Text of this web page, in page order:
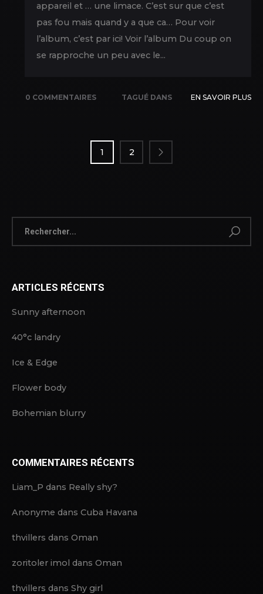
appareil et … une limace. C’est sur que c’est
pas fou mais quand y a que ca… Pour voir
l’album, c’est par ici! Voir l’album Du coup on
se rapproche un peu avec le...
0 COMMENTAIRES
TAGUÉ DANS
EN SAVOIR PLUS
PUBLICATIONS
1 2
ARTICLES RÉCENTS
Sunny afternoon
40°c landry
Ice & Edge
Flower body
Bohemian blurry
COMMENTAIRES RÉCENTS
Liam_P dans Really shy?
Anonyme dans Cuba Havana
thvillers dans Oman
zoritoler imol dans Oman
thvillers dans Shy girl